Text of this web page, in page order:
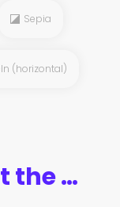
Sepia
(horizontal)
Bycicle parked at the bridge